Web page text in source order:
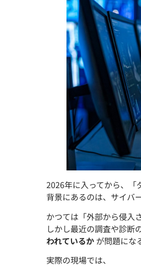
2026年に入ってから、「
背景にあるのは、サイバ
かつては「外部から侵入
しかし最近の調査や診断
われているか が問題にな
実際の現場では、